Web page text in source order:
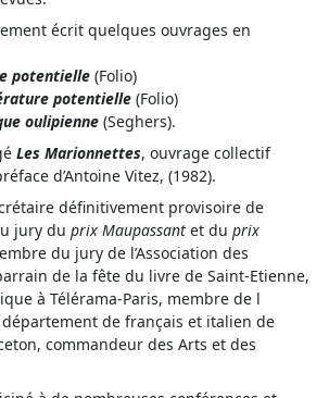
écrit quelques ouvrages en
potentielle (Folio)
potentielle (Folio)
oulipienne (Seghers).
Les Marionnettes, ouvrage collectif
d’Antoine Vitez, (1982).
définitivement provisoire de
jury du prix Maupassant et du prix
du jury de l’Association des
de la fête du livre de Saint-Etienne,
à Télérama-Paris, membre de l
département de français et italien de
commandeur des Arts et des